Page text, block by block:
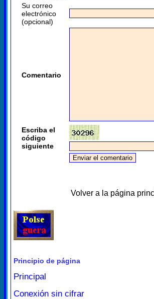
Su correo
electrónico
(opcional)
Comentario
Escriba el
código
siguiente
Volver a la página
Principio de página
Principal
Conexión sin cifrar